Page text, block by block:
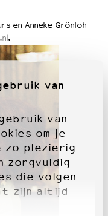
van
van
om je
zo plezierig
zorgvuldig
die volgen
zijn altijd
en Anneke Grönloh
.